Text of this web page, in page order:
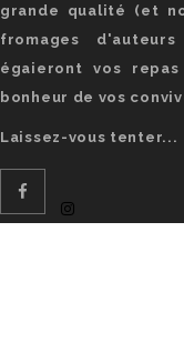
grande qualité (et
fromages
égaieront vos
bonheur de vos
Laissez-vous tenter...